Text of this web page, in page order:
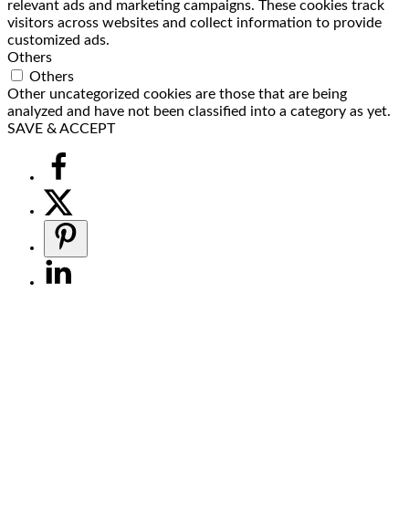
relevant ads and marketing campaigns. These cookies track
visitors across websites and collect information to provide
customized ads.
Others
Others
Other uncategorized cookies are those that are being
analyzed and have not been classified into a category as yet.
SAVE & ACCEPT